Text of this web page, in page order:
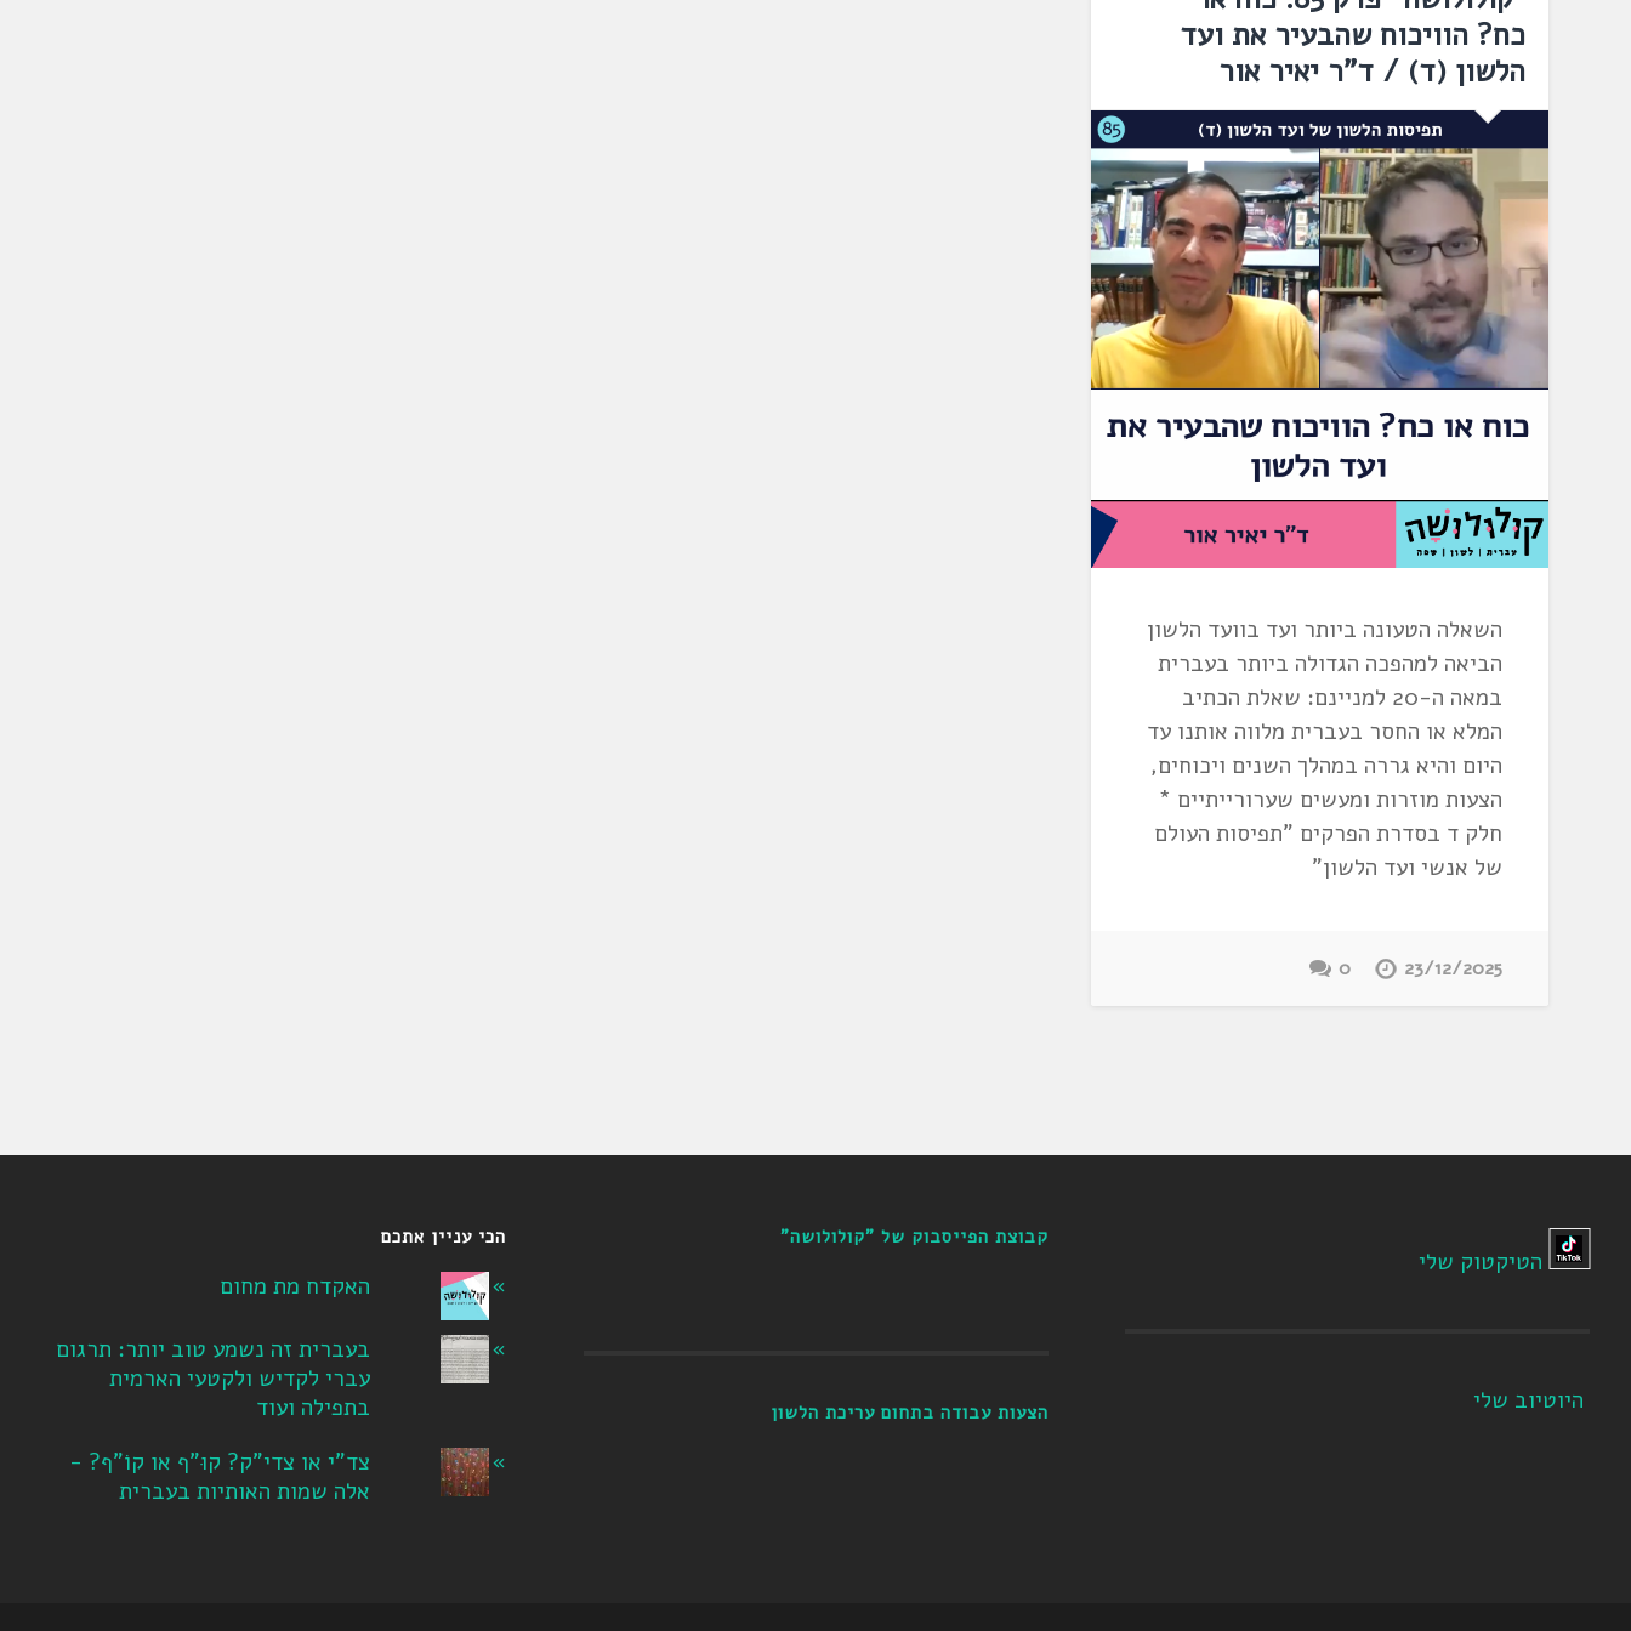
כח? הוויכוח שהבעיר את ועד
הלשון (ד) / ד"ר יאיר אור
השאלה הטעונה ביותר ועד בוועד הלשון
הביאה למהפכה הגדולה ביותר בעברית
במאה ה-20 למניינם: שאלת הכתיב
המלא או החסר בעברית מלווה אותנו עד
היום והיא גררה במהלך השנים ויכוחים,
הצעות מוזרות ומעשים שערורייתיים *
חלק ד בסדרת הפרקים "תפיסות העולם
של אנשי ועד הלשון"
23/12/2025
0
הטיקטוק שלי
היוטיוב שלי
קבוצת הפייסבוק של "קולולושה"
הצעות עבודה בתחום עריכת הלשון
הכי עניין אתכם
האקדח מת מחום
בעברית זה נשמע טוב יותר: תרגום
עברי לקדיש ולקטעי הארמית
בתפילה ועוד
צד"י או צדי"ק? קוּ"ף או קוֹ"ף? -
אלה שמות האותיות בעברית